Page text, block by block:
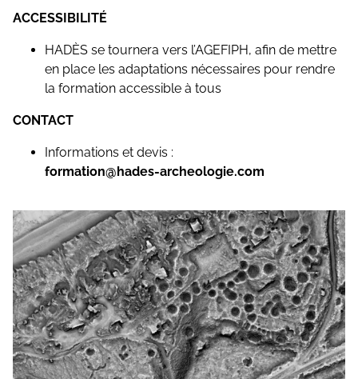
ACCESSIBILITÉ
HADÈS se tournera vers l’AGEFIPH, afin de mettre
en place les adaptations nécessaires pour rendre
la formation accessible à tous
CONTACT
Informations et devis :
formation@hades‑archeologie.com